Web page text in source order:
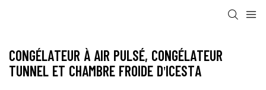
CONGÉLATEUR À AIR PULSÉ, CONGÉLATEUR
TUNNEL ET CHAMBRE FROIDE D'ICESTA